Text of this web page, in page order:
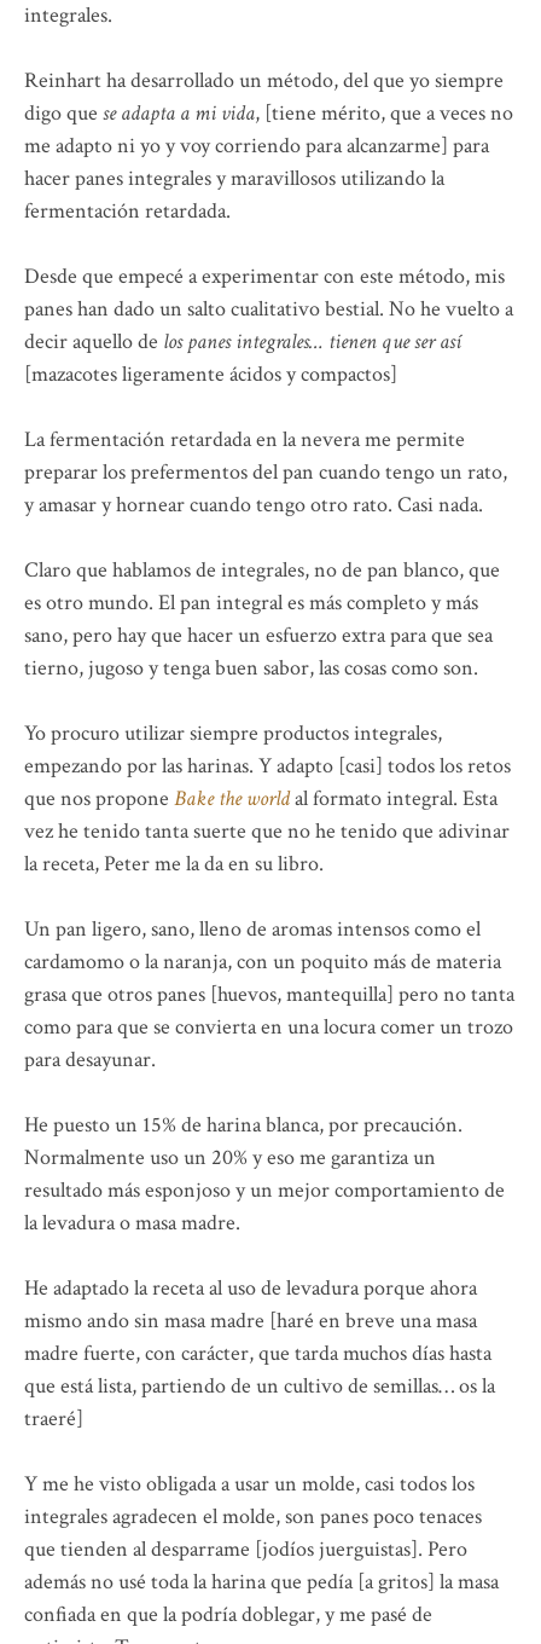
integrales.
Reinhart ha desarrollado un método, del que yo siempre
digo que se adapta a mi vida, [tiene mérito, que a veces no
me adapto ni yo y voy corriendo para alcanzarme] para
hacer panes integrales y maravillosos utilizando la
fermentación retardada.
Desde que empecé a experimentar con este método, mis
panes han dado un salto cualitativo bestial. No he vuelto a
decir aquello de los panes integrales… tienen que ser así
[mazacotes ligeramente ácidos y compactos]
La fermentación retardada en la nevera me permite
preparar los prefermentos del pan cuando tengo un rato,
y amasar y hornear cuando tengo otro rato. Casi nada.
Claro que hablamos de integrales, no de pan blanco, que
es otro mundo. El pan integral es más completo y más
sano, pero hay que hacer un esfuerzo extra para que sea
tierno, jugoso y tenga buen sabor, las cosas como son.
Yo procuro utilizar siempre productos integrales,
empezando por las harinas. Y adapto [casi] todos los retos
que nos propone Bake the worldal formato integral. Esta
vez he tenido tanta suerte que no he tenido que adivinar
la receta, Peter me la da en su libro.
Un pan ligero, sano, lleno de aromas intensos como el
cardamomo o la naranja, con un poquito más de materia
grasa que otros panes [huevos, mantequilla] pero no tanta
como para que se convierta en una locura comer un trozo
para desayunar.
He puesto un 15% de harina blanca, por precaución.
Normalmente uso un 20% y eso me garantiza un
resultado más esponjoso y un mejor comportamiento de
la levadura o masa madre.
He adaptado la receta al uso de levadura porque ahora
mismo ando sin masa madre [haré en breve una masa
madre fuerte, con carácter, que tarda muchos días hasta
que está lista, partiendo de un cultivo de semillas… os la
traeré]
Y me he visto obligada a usar un molde, casi todos los
integrales agradecen el molde, son panes poco tenaces
que tienden al desparrame [jodíos juerguistas]. Pero
además no usé toda la harina que pedía [a gritos] la masa
confiada en que la podría doblegar, y me pasé de